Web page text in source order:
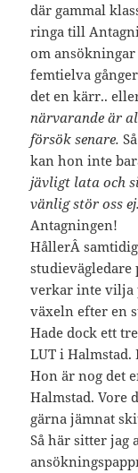
där gammal
ringa till
om
femtielva
det en kärr..
närvarande är
försök senare.
kan hon inte
jävligt lata och
vänlig stör oss ej.
Antagningen!
HållerÂ
studievägledare
verkar inte vilja
växeln efter en
Hade dock ett
LUT i
Hon är nog det
Halmstad. Vore
gärna jämnat
Så här sitter jag